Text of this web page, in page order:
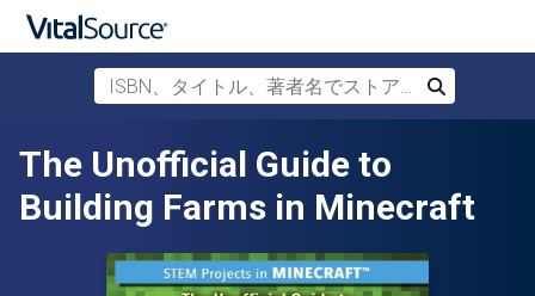
メインコンテンツへスキップ
ISBN、タイトル、著者名でストアを検索
検索
The Unofficial Guide to
Building Farms in Minecraft